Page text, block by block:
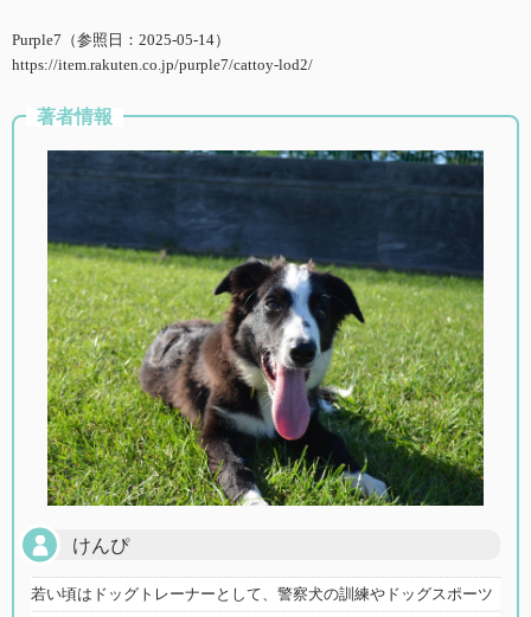
Purple7（参照日：2025-05-14）
https://item.rakuten.co.jp/purple7/cattoy-lod2/
著者情報
けんぴ
若い頃はドッグトレーナーとして、警察犬の訓練やドッグスポーツ